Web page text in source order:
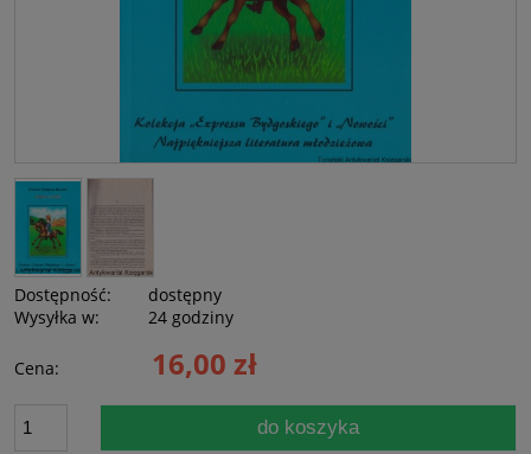
Dostępność:
dostępny
Wysyłka w:
24 godziny
Cena: 16,00 zł
do koszyka